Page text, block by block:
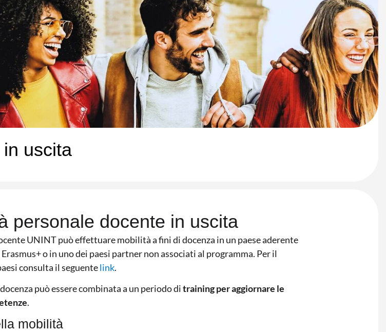
uscita
personale docente in uscita
UNINT può effettuare mobilità a fini di docenza in un paese aderente
o in uno dei paesi partner non associati al programma. Per il
consulta il seguentelink.
può essere combinata a un periodo ditraining per aggiornare le
.
mobilità